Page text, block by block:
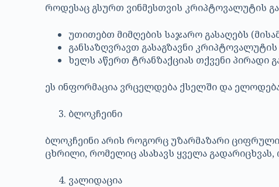
როდესაც გსურთ ვინმესთვის კრიპტოვალუტის
უთითებთ მიმღების საჯარო გასაღებს
განსაზღვრავთ გასაგზავნი
ხელს აწერთ ტრანზაქციას თქვენი პირადი
ეს ინფორმაცია ვრცელდება ქსელში და
ბლოკჩეინი
ბლოკჩეინი არის როგორც უზარმაზარი ციფრული
ცხრილი, რომელიც ასახავს ყველა
ვალიდაცია